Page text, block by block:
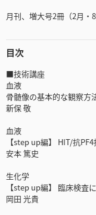
月刊、増大号2冊（2月・
目次
■技術講座
血液
骨髄像の基本的な観察方
新保 敬
血液
【step up編】 HIT/抗
安本 篤史
生化学
【step up編】 臨床検査
岡田 光貴